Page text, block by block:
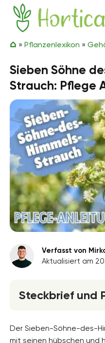
Zum Inhalt springen
Hortica
» Pflanzenlexikon »
Sieben Söhne
Strauch: Pflege
Verfasst von
Aktualisiert am
Steckbrief und
weiss
Der Sieben-Söhne-des-
mit seinen hübschen und